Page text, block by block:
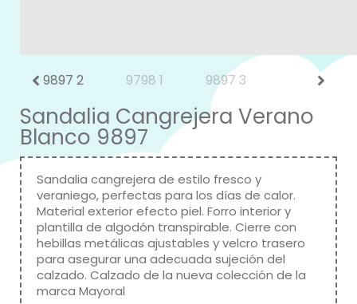
Sandalia Cangrejera Verano
Blanco 9897
Sandalia cangrejera de estilo fresco y
veraniego, perfectas para los días de calor.
Material exterior efecto piel. Forro interior y
plantilla de algodón transpirable. Cierre con
hebillas metálicas ajustables y velcro trasero
para asegurar una adecuada sujeción del
calzado. Calzado de la nueva colección de la
marca Mayoral